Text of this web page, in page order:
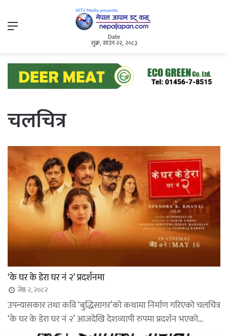
Menu
Date
शुक्र, साउन २२, २०८३
चलचित्र
‘के घर के डेरा घर नं २’ प्रदर्शनमा
जेष्ठ २, २०८२
उपन्यासकार तथा कवि ‘बुद्धिसागर’को कथामा निर्माण गरिएको चलचित्र
‘के घर के डेरा घर नं २’ आजदेखि देशव्यापी रुपमा प्रदर्शन भएको…